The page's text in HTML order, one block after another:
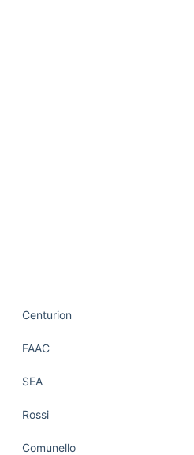
Centurion
FAAC
SEA
Rossi
Comunello